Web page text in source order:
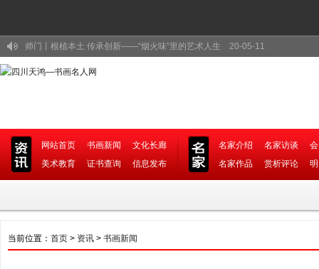
师门丨根植本土 传承创新——“烟火味”里的艺术人生 20-05-11
师门丨路漫漫其修远兮 吾将上下而求索——我的艺术求索之路 20-05-11
守望与奔跑——品评胡真来的艺术人生 20-05-07
铭仁堂手机电影系列之书画名家-邓代昆 20-08-13
杨秀辉（四川省美协会员、国家一级美术师） 20-07-09
溱话 || 一滴水的柔情 品王吉祥之艺海无尽涯 20-05-16
网站首页 书画新闻
文化长廊
美术教育
证书查询 信息发布
名家介绍 名家访谈
名家作品
赏析评论
当前位置： 首页 > 资讯 > 书画新闻